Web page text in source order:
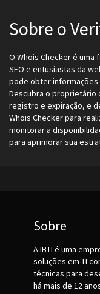
Sobre o
O Whois Checker é
SEO e entusiastas da
pode obter informações
Descubra o proprietário
registro e expiração, e
Whois Checker para
monitorar a
para aprimorar sua
Sobre
A IBTI é uma
soluções em TI
técnicas para
há mais de 12